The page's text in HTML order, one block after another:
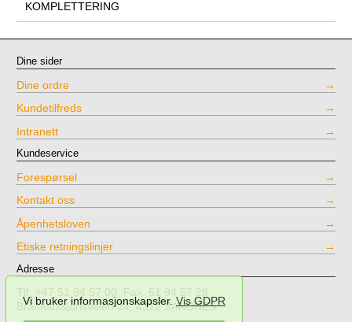
Vi bruker informasjonskapsler.Vis GDPR
KOMPLETTERING
Dine sider
Dine ordre
Kundetilfreds
Intranett
Kundeservice
Forespørsel
Kontakt oss
Åpenhetsloven
Etiske retningslinjer
Adresse
Tlf: +47 51 94 57 00, Fax. 51 94 57 28
Brannstasjonsveien 24, 4312 SANDNES